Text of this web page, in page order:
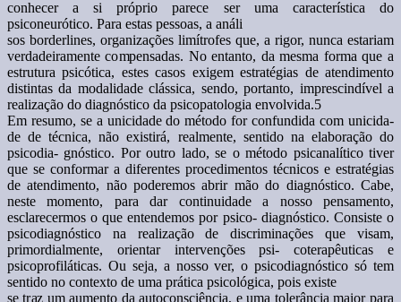
conhecer a si próprio parece ser uma característica do
psiconeurótico. Para estas pessoas, a análi
sos borderlines, organizações limítrofes que, a rigor, nunca estariam
verdadeiramente compensadas. No entanto, da mesma forma que a
estrutura psicótica, estes casos exigem estratégias de atendimento
distintas da modalidade clássica, sendo, portanto, imprescindível a
realização do diagnóstico da psicopatologia envolvida.5
Em resumo, se a unicidade do método for confundida com unicida-
de de técnica, não existirá, realmente, sentido na elaboração do
psicodia- gnóstico. Por outro lado, se o método psicanalítico tiver
que se conformar a diferentes procedimentos técnicos e estratégias
de atendimento, não poderemos abrir mão do diagnóstico. Cabe,
neste momento, para dar continuidade a nosso pensamento,
esclarecermos o que entendemos por psico- diagnóstico. Consiste o
psicodiagnóstico na realização de discriminações que visam,
primordialmente, orientar intervenções psi- coterapêuticas e
psicoprofiláticas. Ou seja, a nosso ver, o psicodiagnóstico só tem
sentido no contexto de uma prática psicológica, pois existe
se traz um aumento da autoconsciência, e uma tolerância maior para